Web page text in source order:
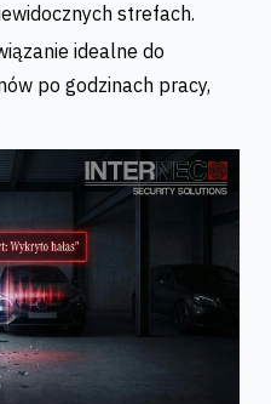
strefach.
idealne do
po godzinach pracy,